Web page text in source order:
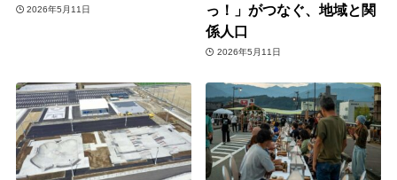
2026年5月11日
っ！」がつなぐ、地域と関
係人口
2026年5月11日